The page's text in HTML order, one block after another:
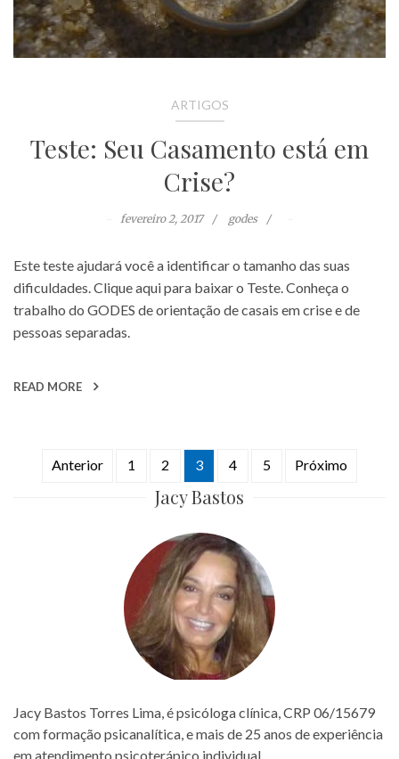
ARTIGOS
Teste: Seu Casamento está em
Crise?
fevereiro 2, 2017 godes
Este teste ajudará você a identificar o tamanho das suas
dificuldades. Clique aqui para baixar o Teste. Conheça o
trabalho do GODES de orientação de casais em crise e de
pessoas separadas.
READ MORE
Paginação
Anterior 1 2 3 4 5 Próximo
Jacy Bastos
Jacy Bastos Torres Lima, é psicóloga clínica, CRP 06/15679
com formação psicanalítica, e mais de 25 anos de experiência
em atendimento psicoterápico individual,…